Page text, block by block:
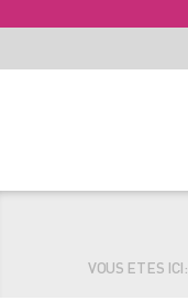
VOUS ETES ICI: